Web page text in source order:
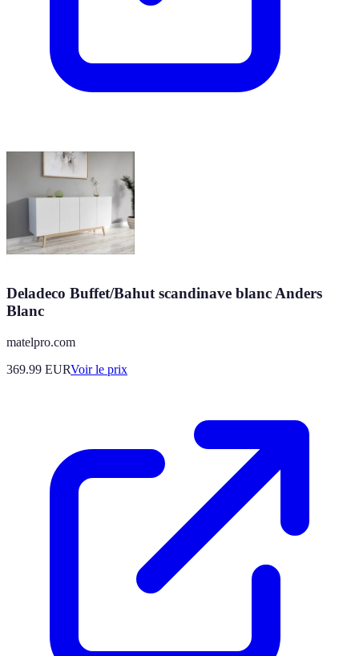
Deladeco Buffet/Bahut scandinave blanc Anders
Blanc
matelpro.com
369.99 EURVoir le prix